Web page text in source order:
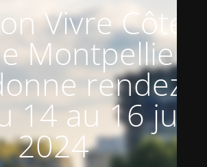
Vivre Côté
Montpellier
rendez-
14 au 16 juin
2024